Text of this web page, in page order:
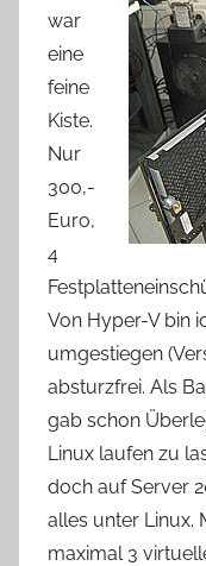
war
eine
feine
Kiste.
Nur
300,-
Euro,
4
Von Hyper-V bin
umgestiegen
absturzfrei. Als
gab schon
Linux laufen zu
doch auf Server
alles unter Linux.
maximal 3